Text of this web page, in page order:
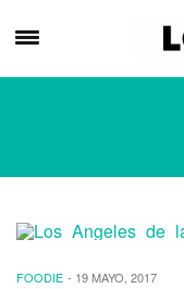
FOODIE - 19 MAYO, 2017